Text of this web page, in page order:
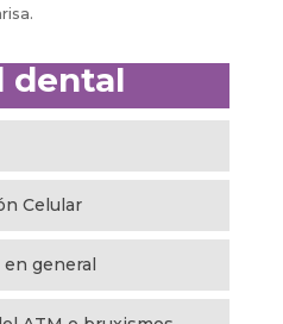
dental
Celular
general